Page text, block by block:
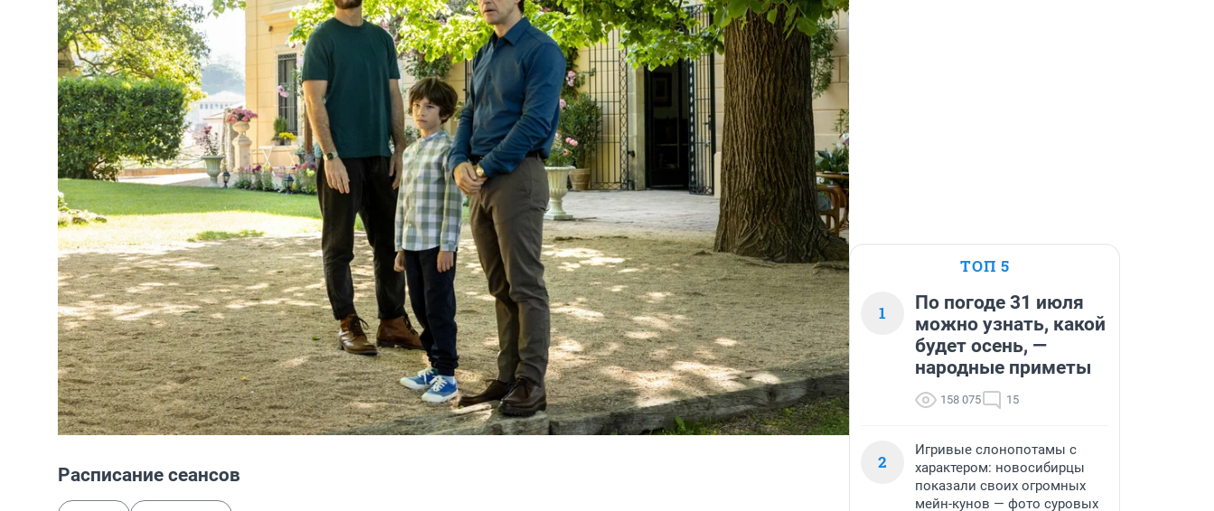
Расписание сеансов
ТОП 5
1
По погоде 31 июля
можно узнать, какой
будет осень, —
народные приметы
158 075 15
2
Игривые слонопотамы с
характером: новосибирцы
показали своих огромных
мейн-кунов — фото суровых